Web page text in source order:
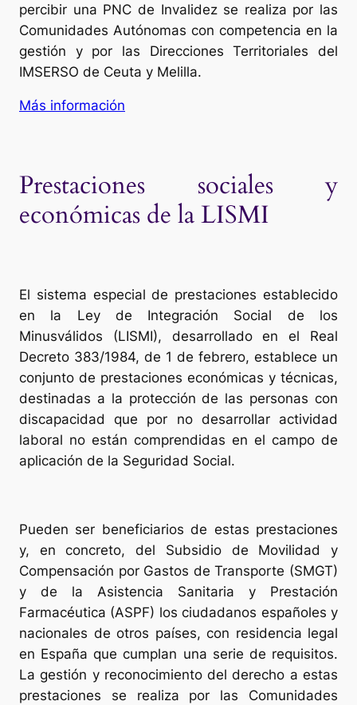
percibir una PNC de Invalidez se realiza por las
Comunidades Autónomas con competencia en la
gestión y por las Direcciones Territoriales del
IMSERSO de Ceuta y Melilla.
Más información
Prestaciones sociales y
económicas de la LISMI
El sistema especial de prestaciones establecido
en la Ley de Integración Social de los
Minusválidos (LISMI), desarrollado en el Real
Decreto 383/1984, de 1 de febrero, establece un
conjunto de prestaciones económicas y técnicas,
destinadas a la protección de las personas con
discapacidad que por no desarrollar actividad
laboral no están comprendidas en el campo de
aplicación de la Seguridad Social.
Pueden ser beneficiarios de estas prestaciones
y, en concreto, del Subsidio de Movilidad y
Compensación por Gastos de Transporte (SMGT)
y de la Asistencia Sanitaria y Prestación
Farmacéutica (ASPF) los ciudadanos españoles y
nacionales de otros países, con residencia legal
en España que cumplan una serie de requisitos.
La gestión y reconocimiento del derecho a estas
prestaciones se realiza por las Comunidades